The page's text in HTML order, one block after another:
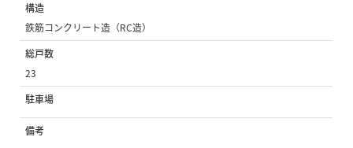
構造
鉄筋コンクリート造（RC造）
総戸数
23
駐車場
備考